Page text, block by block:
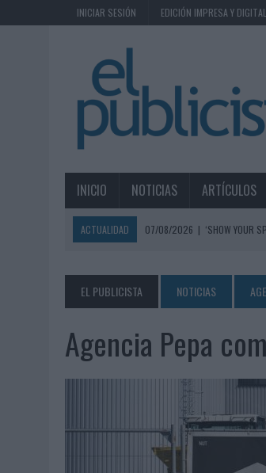
INICIAR SESIÓN EDICIÓN IMPRESA Y DIGITAL
INICIO NOTICIAS ARTÍCULOS
ACTUALIDAD 07/08/2026 | ‘SHOW YOUR
07/08/2026 | MG SPIRIT RELANZA SU MARCA
|
PATRÓN CONVIERTE EL NUEVO
07/08/2026 | EL VERANO PONE A PRUEBA LA
VUELING CONVIERTE LOS
CUANDO SE APAGUE EL SOL,
‘LA VUELTA’, DE FENOMENAL
SIETE DE CADA DIEZ
EL PUBLICISTA NOTICIAS
Agencia Pepa